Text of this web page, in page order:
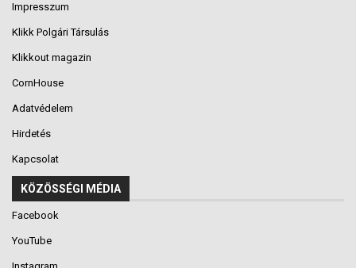
Impresszum
Klikk Polgári Társulás
Klikkout magazin
CornHouse
Adatvédelem
Hirdetés
Kapcsolat
KÖZÖSSÉGI MÉDIA
Facebook
YouTube